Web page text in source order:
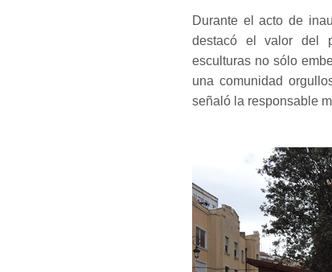
Durante el acto de
destacó el valor del
esculturas no sólo
una comunidad
señaló la responsable